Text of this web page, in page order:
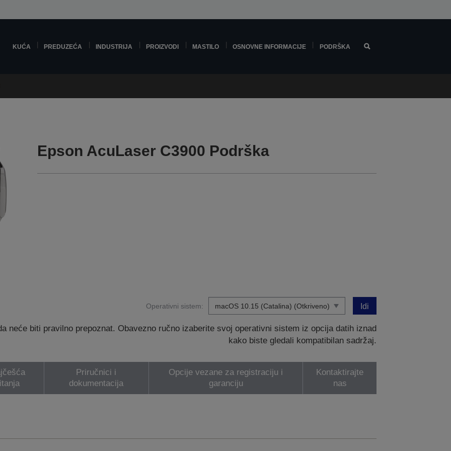
KUĆA PREDUZEĆA INDUSTRIJA PROIZVODI MASTILO OSNOVNE INFORMACIJE PODRŠKA
Epson AcuLaser C3900 Podrška
Operativni sistem: Idi
neće biti pravilno prepoznat. Obavezno ručno izaberite svoj operativni sistem iz opcija datih iznad
kako biste gledali kompatibilan sadržaj.
Priručnici i
dokumentacija
Opcije vezane za registraciju i
garanciju
Kontaktirajte
nas